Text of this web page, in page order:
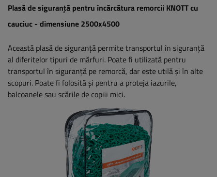
Plasă de siguranță pentru încărcătura remorcii KNOTT cu
cauciuc - dimensiune 2500x4500
Această plasă de siguranță permite transportul în siguranță
al diferitelor tipuri de mărfuri. Poate fi utilizată pentru
transportul în siguranță pe remorcă, dar este utilă și în alte
scopuri. Poate fi folosită și pentru a proteja iazurile,
balcoanele sau scările de copiii mici.